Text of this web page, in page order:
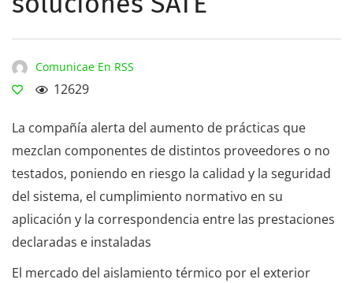
Comunicae En RSS
12629
La compañía alerta del aumento de prácticas que
mezclan componentes de distintos proveedores o no
testados, poniendo en riesgo la calidad y la seguridad
del sistema, el cumplimiento normativo en su
aplicación y la correspondencia entre las prestaciones
declaradas e instaladas
El mercado del aislamiento térmico por el exterior